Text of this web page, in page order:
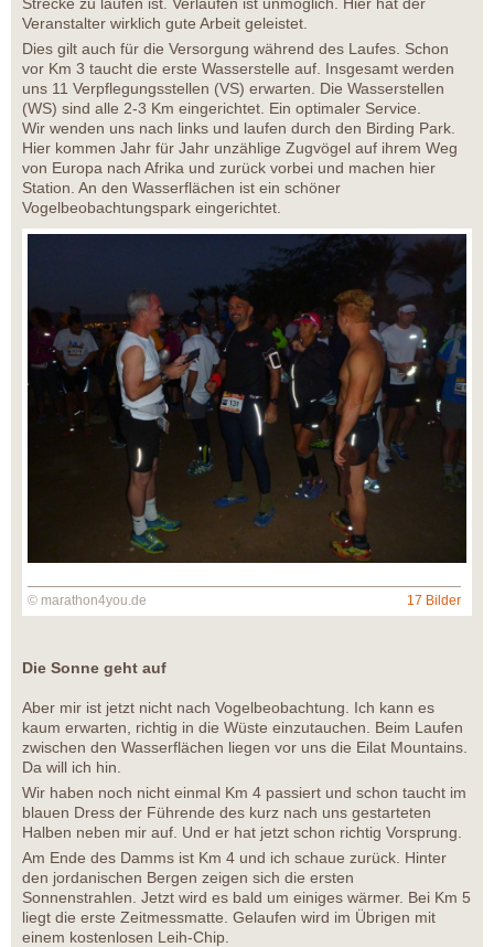
Veranstalter wirklich gute Arbeit geleistet.
Dies gilt auch für die Versorgung während des Laufes. Schon
vor Km 3 taucht die erste Wasserstelle auf. Insgesamt werden
uns 11 Verpflegungsstellen (VS) erwarten. Die Wasserstellen
(WS) sind alle 2-3 Km eingerichtet. Ein optimaler Service.
Wir wenden uns nach links und laufen durch den Birding Park.
Hier kommen Jahr für Jahr unzählige Zugvögel auf ihrem Weg
von Europa nach Afrika und zurück vorbei und machen hier
Station. An den Wasserflächen ist ein schöner
Vogelbeobachtungspark eingerichtet.
© marathon4you.de 17 Bilder
Die Sonne geht auf
Aber mir ist jetzt nicht nach Vogelbeobachtung. Ich kann es
kaum erwarten, richtig in die Wüste einzutauchen. Beim Laufen
zwischen den Wasserflächen liegen vor uns die Eilat Mountains.
Da will ich hin.
Wir haben noch nicht einmal Km 4 passiert und schon taucht im
blauen Dress der Führende des kurz nach uns gestarteten
Halben neben mir auf. Und er hat jetzt schon richtig Vorsprung.
Am Ende des Damms ist Km 4 und ich schaue zurück. Hinter
den jordanischen Bergen zeigen sich die ersten
Sonnenstrahlen. Jetzt wird es bald um einiges wärmer. Bei Km 5
liegt die erste Zeitmessmatte. Gelaufen wird im Übrigen mit
einem kostenlosen Leih-Chip.